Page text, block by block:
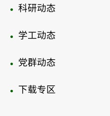
● 科研动态
● 学工动态
● 党群动态
● 下载专区